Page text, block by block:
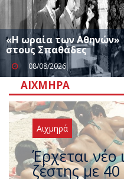
«Η ωραία των Αθηνών»
στους Σπαθάδες
08/08/2026
ΑΙΧΜΗΡΆ
Αιχμηρά
Άφαντος ο
που η χώρα